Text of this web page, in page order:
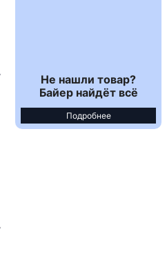
Не нашли товар?
Байер найдёт всё
Подробнее